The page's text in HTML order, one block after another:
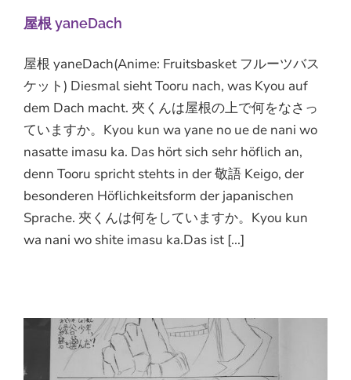
屋根 yaneDach
屋根 yaneDach(Anime: Fruitsbasket フルーツバス
ケット) Diesmal sieht Tooru nach, was Kyou auf
dem Dach macht. 夾くんは屋根の上で何をなさっ
ていますか。Kyou kun wa yane no ue de nani wo
nasatte imasu ka. Das hört sich sehr höflich an,
denn Tooru spricht stehts in der 敬語 Keigo, der
besonderen Höflichkeitsform der japanischen
Sprache. 夾くんは何をしていますか。Kyou kun
wa nani wo shite imasu ka.Das ist [...]